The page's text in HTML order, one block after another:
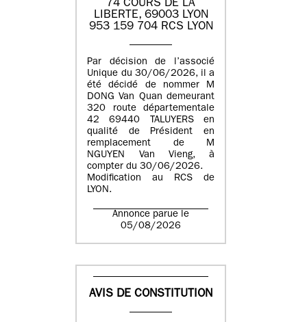
74 COURS DE LA
LIBERTE, 69003 LYON
953 159 704 RCS LYON
Par décision de l’associé
Unique du 30/06/2026, il a
été décidé de nommer M
DONG Van Quan demeurant
320 route départementale
42 69440 TALUYERS en
qualité de Président en
remplacement de M
NGUYEN Van Vieng, à
compter du 30/06/2026.
Modification au RCS de
LYON.
Annonce parue le
05/08/2026
AVIS DE CONSTITUTION